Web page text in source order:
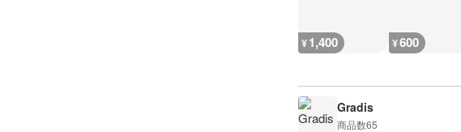
¥1,400 ¥600
Gradis
商品数65